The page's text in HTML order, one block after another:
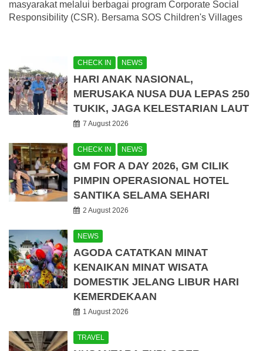
masyarakat melalui berbagai program Corporate Social
Responsibility (CSR). Bersama SOS Children's Villages
CHECK IN NEWS
HARI ANAK NASIONAL,
MERUSAKA NUSA DUA LEPAS 250
TUKIK, JAGA KELESTARIAN LAUT
7 August 2026
CHECK IN NEWS
GM FOR A DAY 2026, GM CILIK
PIMPIN OPERASIONAL HOTEL
SANTIKA SELAMA SEHARI
2 August 2026
NEWS
AGODA CATATKAN MINAT
KENAIKAN MINAT WISATA
DOMESTIK JELANG LIBUR HARI
KEMERDEKAAN
1 August 2026
TRAVEL